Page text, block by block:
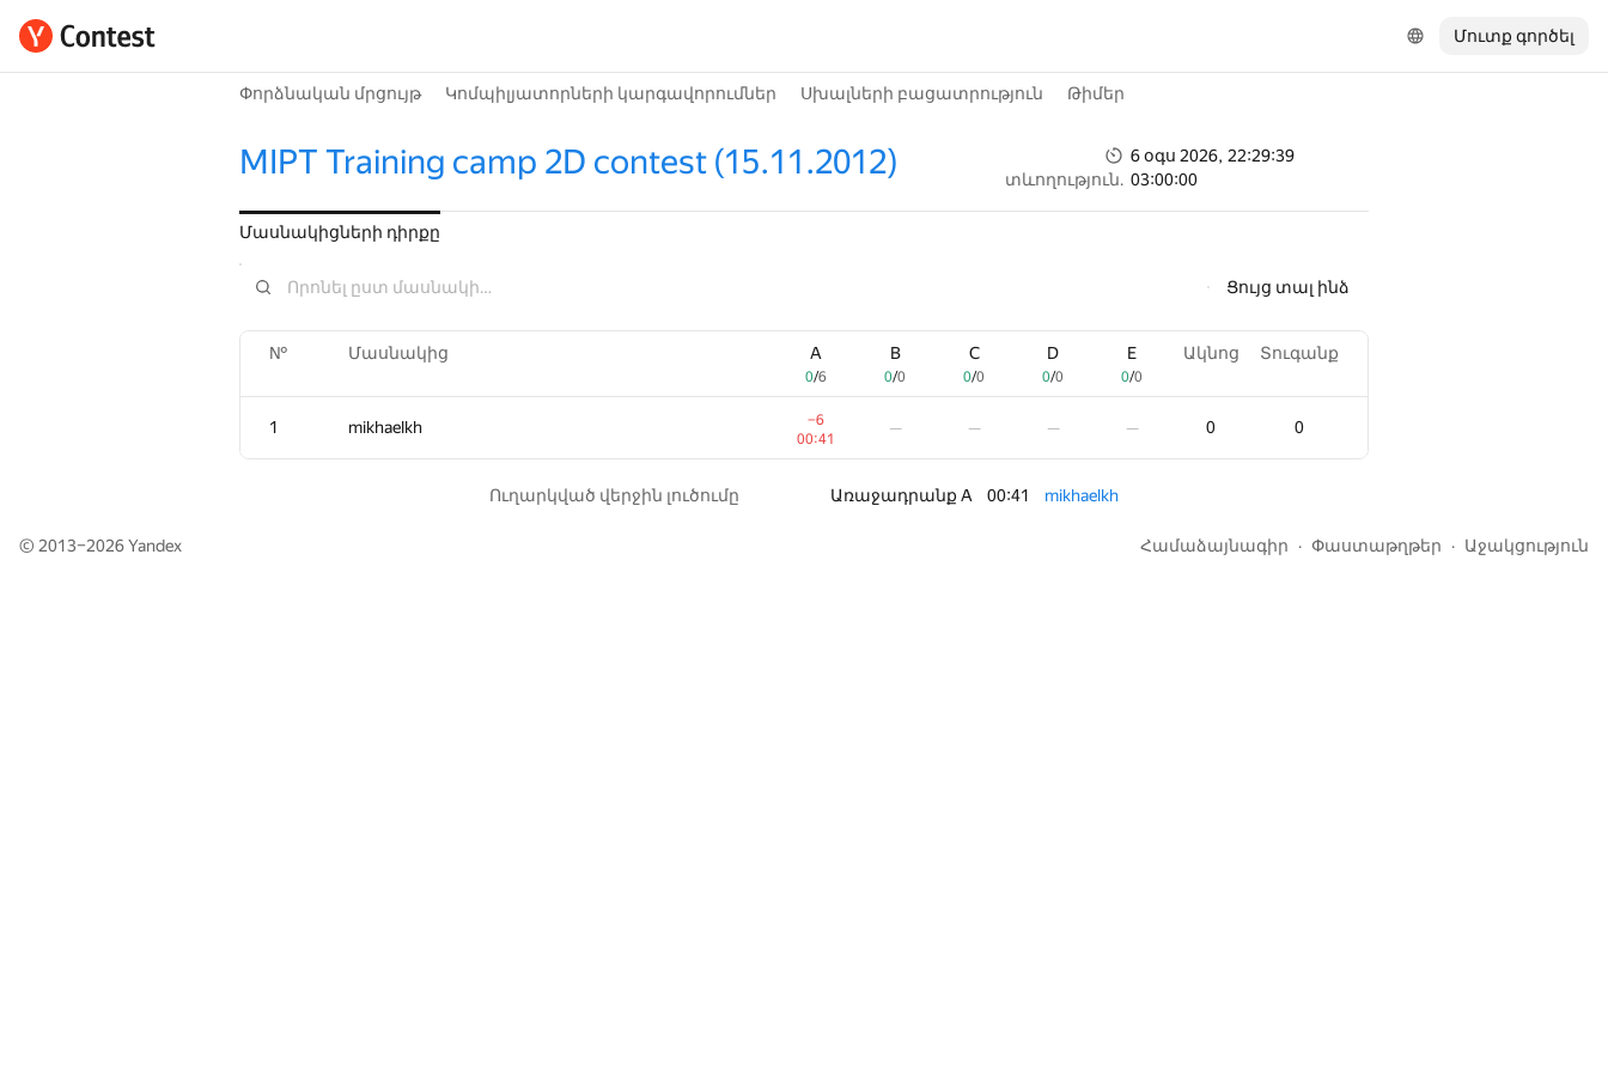
Մուտք գործել
Փորձնական մրցույթ Կոմպիլյատորների կարգավորումներ Սխալների բացատրություն Թիմեր
MIPT Training camp 2D contest (15.11.2012)
6 օգս 2026, 22:29:39
տևողություն. 03:00:00
Մասնակիցների դիրքը
Ցույց տալ ինձ
№ Մասնակից A
0/6
B
0/0
C
0/0
D
0/0
E
0/0
Ակնոց Տուգանք
1 mikhaelkh
−6
00:41
— — — — 0 0
№ Մասնակից A
0/6
B
0/0
C
0/0
D
0/0
E
0/0
Ակնոց Տուգանք
1 mikhaelkh
−6
00:41
— — — — 0 0
Ուղարկված վերջին լուծումը Առաջադրանք A 00:41 mikhaelkh
© 2013–2026Yandex Համաձայնագիր Փաստաթղթեր Աջակցություն